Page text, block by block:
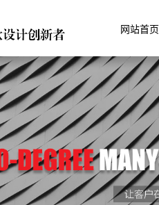
网站首页